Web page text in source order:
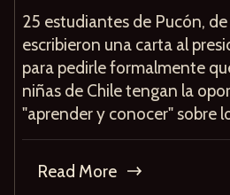
25 estudiantes de Pucón,
escribieron una carta al
para pedirle formalmente
niñas de Chile tengan la
"aprender y conocer" sobre
Read More